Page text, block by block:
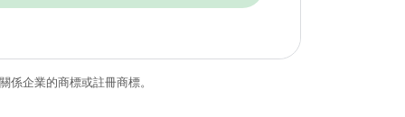
企業的商標或註冊商標。